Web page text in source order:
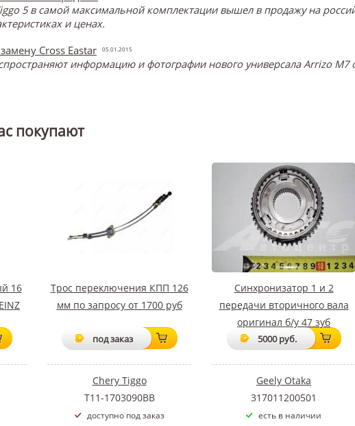
5 в самой максимальной комплектации вышел в продажу на
и ценах.
Cross Eastar
05.01.2015
информацию и фотографии нового универсала Arrizo M7
покупают
16
Трос переключения КПП 126
мм по запросу от 1700 руб
под заказ
Chery Tiggo
T11-1703090BB
доступно под заказ
Синхронизатор 1 и 2
передачи вторичного вала
оригинал б/у 47 зуб
5000 руб.
Geely Otaka
317011200501
есть в наличии